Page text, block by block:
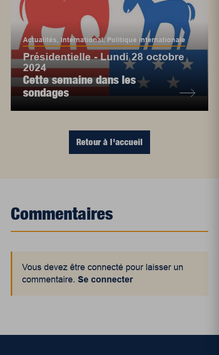
Actualités, International, Politique internationale
Présidentielle - Lundi 28 octobre
2024
Cette semaine dans les
sondages
Retour à l'accueil
Commentaires
Vous devez être connecté pour laisser un
commentaire.Se connecter